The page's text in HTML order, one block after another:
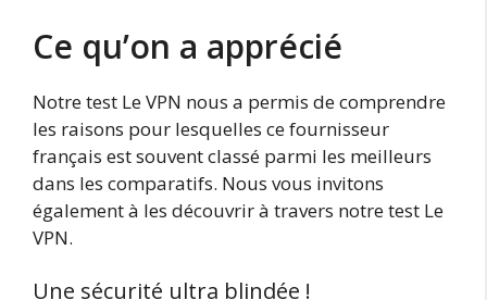
Ce qu’on a apprécié
Notre test Le VPN nous a permis de comprendre
les raisons pour lesquelles ce fournisseur
français est souvent classé parmi les meilleurs
dans les comparatifs. Nous vous invitons
également à les découvrir à travers notre test Le
VPN.
Une sécurité ultra blindée !